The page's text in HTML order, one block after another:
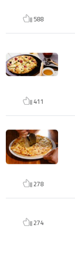
588
411
278
274